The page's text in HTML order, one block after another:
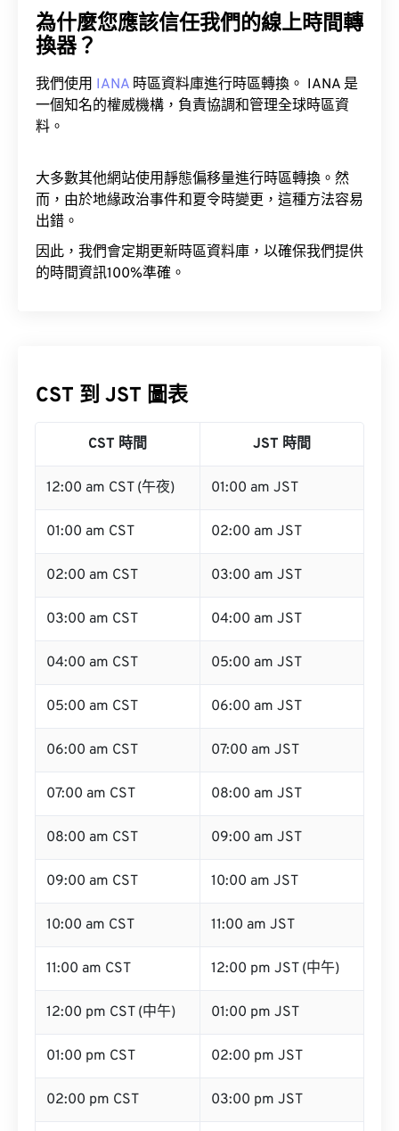
為什麼您應該信任我們的線上時間轉
換器？
我們使用 IANA 時區資料庫進行時區轉換。 IANA 是
一個知名的權威機構，負責協調和管理全球時區資
料。
大多數其他網站使用靜態偏移量進行時區轉換。然
而，由於地緣政治事件和夏令時變更，這種方法容易
出錯。
因此，我們會定期更新時區資料庫，以確保我們提供
的時間資訊100%準確。
CST 到 JST 圖表
CST 時間 JST 時間
12:00 am CST (午夜) 01:00 am JST
01:00 am CST 02:00 am JST
02:00 am CST 03:00 am JST
03:00 am CST 04:00 am JST
04:00 am CST 05:00 am JST
05:00 am CST 06:00 am JST
06:00 am CST 07:00 am JST
07:00 am CST 08:00 am JST
08:00 am CST 09:00 am JST
09:00 am CST 10:00 am JST
10:00 am CST 11:00 am JST
11:00 am CST 12:00 pm JST (中午)
12:00 pm CST (中午) 01:00 pm JST
01:00 pm CST 02:00 pm JST
02:00 pm CST 03:00 pm JST